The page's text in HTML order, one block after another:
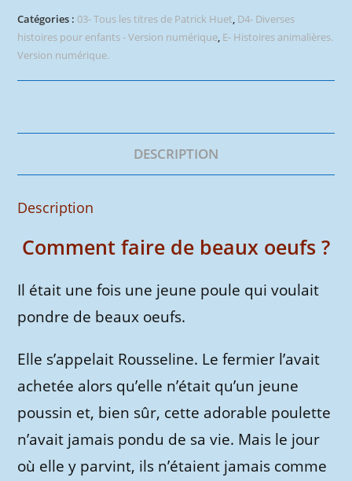
les
oeufs
version
Catégories :03- Tous les titres de Patrick Huet, D4- Diverses
histoires pour enfants - Version numérique, E- Histoires animalières.
Version numérique.
DESCRIPTION
Description
Comment faire de beaux oeufs ?
Il était une fois une jeune poule qui voulait
pondre de beaux oeufs.
Elle s’appelait Rousseline. Le fermier l’avait
achetée alors qu’elle n’était qu’un jeune
poussin et, bien sûr, cette adorable poulette
n’avait jamais pondu de sa vie. Mais le jour
où elle y parvint, ils n’étaient jamais comme